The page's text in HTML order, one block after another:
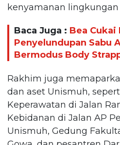
kenyamanan lingkungan
Baca Juga : Bea Cukai
Penyelundupan Sabu
Bermodus Body
Rakhim juga
dan aset Unismuh,
Keperawatan di Jalan
Kebidanan di Jalan AP
Unismuh, Gedung